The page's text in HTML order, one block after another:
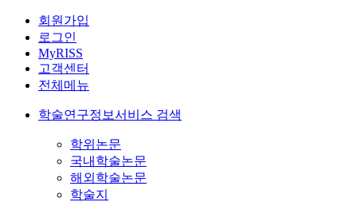
회원가입
로그인
MyRISS
고객센터
전체메뉴
학술연구정보서비스 검색
학위논문
국내학술논문
해외학술논문
학술지